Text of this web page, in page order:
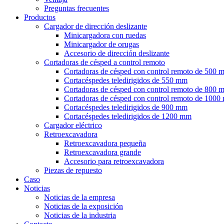
Preguntas frecuentes
Productos
Cargador de dirección deslizante
Minicargadora con ruedas
Minicargador de orugas
Accesorio de dirección deslizante
Cortadoras de césped a control remoto
Cortadoras de césped con control remoto de 500
Cortacéspedes teledirigidos de 550 mm
Cortadoras de césped con control remoto de 800
Cortadoras de césped con control remoto de 1000
Cortacéspedes teledirigidos de 900 mm
Cortacéspedes teledirigidos de 1200 mm
Cargador eléctrico
Retroexcavadora
Retroexcavadora pequeña
Retroexcavadora grande
Accesorio para retroexcavadora
Piezas de repuesto
Caso
Noticias
Noticias de la empresa
Noticias de la exposición
Noticias de la industria